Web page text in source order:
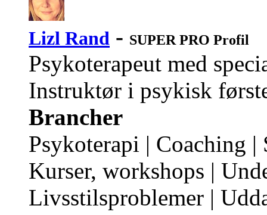
Lizl Rand - SUPER PRO Profil
Psykoterapeut med
Instruktør i psykisk
Brancher
Psykoterapi | Coaching |
Kurser, workshops |
Livsstilsproblemer |